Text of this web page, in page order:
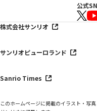
公式
株式会社サンリオ
サンリオピューロランド
Sanrio Times
このホームページに掲載のイラスト・写